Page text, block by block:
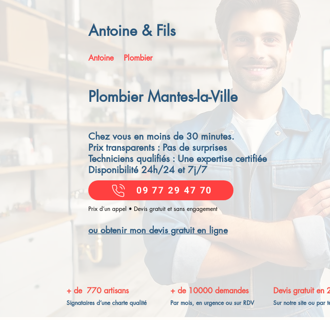
Antoine & Fils
Antoine Plombier
Plombier Mantes-la-Ville
09 77 29 47 70
Prix d’un appel • Devis gratuit et sans engagement
ou obtenir mon devis gratuit en ligne
Chez vous en moins de 30 minutes.
Prix transparents : Pas de surprises
Techniciens qualifiés : Une expertise certifiée
Disponibilité 24h/24 et 7j/7
+ de 770 artisans
Signataires d’une charte qualité
+ de 10000 demandes
Par mois, en urgence ou sur RDV
Devis gratuit en
Sur notre site ou par